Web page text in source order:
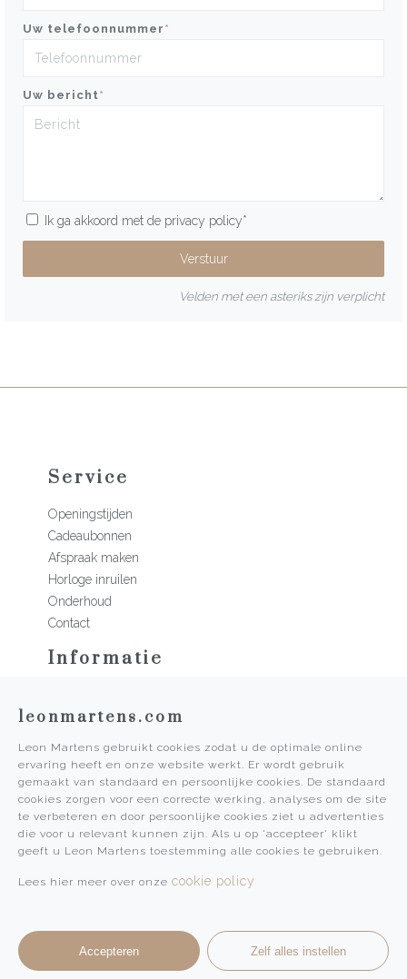
Uw telefoonnummer *
Uw bericht*
Ik ga akkoord met de privacy policy*
Velden met een asteriks zijn verplicht
Service
Openingstijden
Cadeaubonnen
Afspraak maken
Horloge inruilen
Onderhoud
Contact
Informatie
Historie
Algemene voorwaarden
Privacy Policy
Pers
Leon Martens
Leon Martens Juwelier
leonmartens.com
Leon Martens gebruikt cookies zodat u de optimale online
ervaring heeft en onze website werkt. Er wordt gebruik
gemaakt van standaard en persoonlijke cookies. De standaard
cookies zorgen voor een correcte werking, analyses om de site
te verbeteren en door persoonlijke cookies ziet u advertenties
die voor u relevant kunnen zijn. Als u op 'accepteer' klikt
geeft u Leon Martens toestemming alle cookies te gebruiken.
Lees hier meer over onze cookie policy
Accepteren Zelf alles instellen